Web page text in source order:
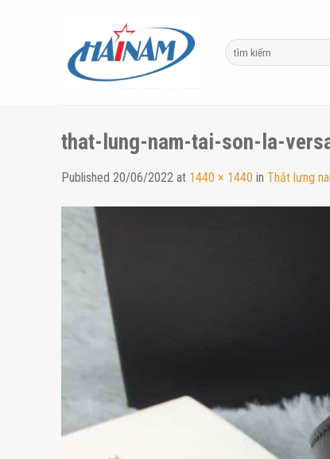
that-lung-nam-tai-son-la-
Published 20/06/2022 at 1440 × 1440 in Thắt lưng